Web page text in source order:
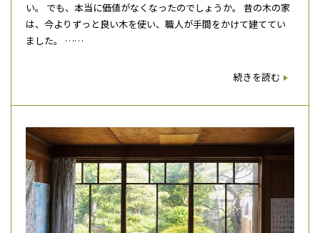
い。 でも、本当に価値がなくなったのでしょうか。 昔の木の家
は、今よりずっと良い木を使い、職人が手間をかけて建ててい
ました。 ……
続きを読む